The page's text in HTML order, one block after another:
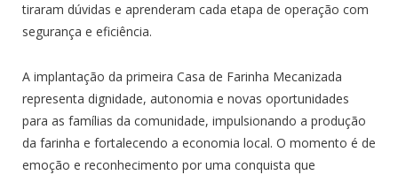
tiraram dúvidas e aprenderam cada etapa de operação com
segurança e eficiência.
A implantação da primeira Casa de Farinha Mecanizada
representa dignidade, autonomia e novas oportunidades
para as famílias da comunidade, impulsionando a produção
da farinha e fortalecendo a economia local. O momento é de
emoção e reconhecimento por uma conquista que